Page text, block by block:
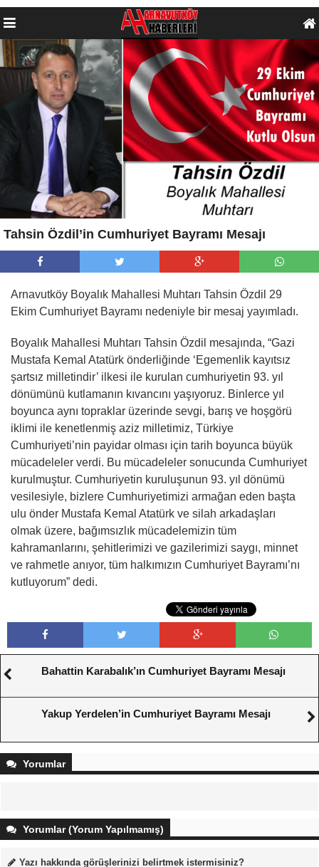
Tahsin Özdil’in Cumhuriyet Bayramı Mesajı
Arnavutköy Boyalık Mahallesi Muhtarı Tahsin Özdil 29
Ekim Cumhuriyet Bayramı nedeniyle bir mesaj yayımladı.
Boyalık Mahallesi Muhtarı Tahsin Özdil mesajında, “Gazi
Mustafa Kemal Atatürk önderliğinde ‘Egemenlik kayıtsız
şartsız milletindir’ ilkesi ile kurulan cumhuriyetin 93. yıl
dönümünü kutlamanın kıvancını yaşıyoruz. Binlerce yıl
boyunca aynı topraklar üzerinde sevgi, barış ve hoşgörü
iklimi ile kenetlenmiş aziz milletimiz, Türkiye
Cumhuriyeti’nin payidar olması için tarih boyunca büyük
mücadeleler verdi. Bu mücadeleler sonucunda Cumhuriyet
kurulmuştur. Cumhuriyetin kuruluşunun 93. yıl dönümü
vesilesiyle, bizlere Cumhuriyetimizi armağan eden başta
ulu önder Mustafa Kemal Atatürk ve silah arkadaşları
olmak üzere, bağımsızlık mücadelemizin tüm
kahramanlarını, şehitlerimizi ve gazilerimizi saygı, minnet
ve rahmetle anıyor, tüm halkımızın Cumhuriyet Bayramı’nı
kutluyorum” dedi.
Bahattin Karabalık’ın Cumhuriyet Bayramı Mesajı
Yakup Yerdelen’in Cumhuriyet Bayramı Mesajı
Yorumlar
Yorumlar (Yorum Yapılmamış)
Yazı hakkında görüşlerinizi belirtmek istermisiniz?